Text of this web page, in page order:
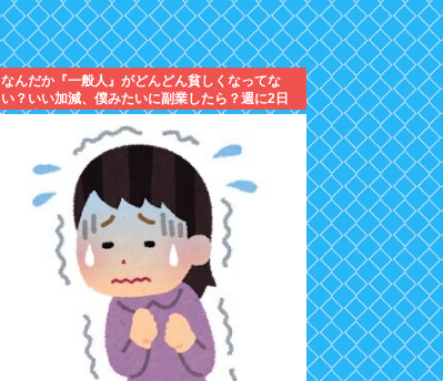
なんだか『一般人』がどんどん貧しくなってな
い？いい加減、僕みたいに副業したら？週に2日
休む時代は終わったんだよ